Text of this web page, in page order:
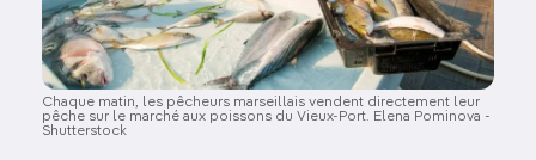
Chaque matin, les pêcheurs marseillais vendent directement leur
pêche sur le marché aux poissons du Vieux-Port. Elena Pominova -
Shutterstock